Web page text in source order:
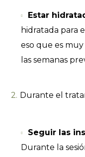
Estar
hidratada para
eso que es
las semanas
Durante el
Seguir las
Durante la